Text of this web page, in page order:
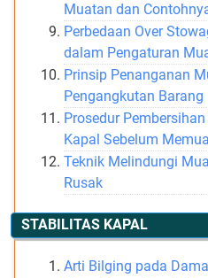
Muatan dan
Perbedaan Over
dalam Pengaturan
Prinsip Penanganan
Pengangkutan Barang
Prosedur
Kapal Sebelum
Teknik Melindungi
Rusak
STABILITAS KAPAL
Arti Bilging pada